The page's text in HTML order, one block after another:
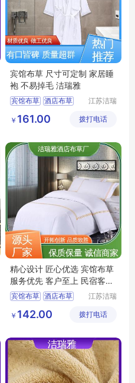
宾馆布草 尺寸可定制 家居睡
袍 不易掉毛 洁瑞雅
宾馆布草 酒店布草
宾馆睡袍 酒店睡袍
江苏洁瑞
有限公司
￥ 161.00 拨打电话
精心设计 匠心优选 宾馆布草
服务优先 客户至上 民宿客栈
套件 洁瑞雅
宾馆布草 酒店布草
客房布草
江苏洁瑞
有限公司
￥ 142.00 拨打电话